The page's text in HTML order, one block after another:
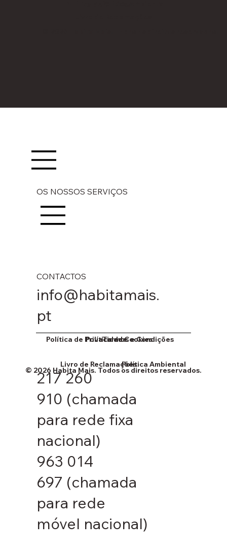
OS NOSSOS SERVIÇOS
CONTACTOS
info@habitamais.
pt
217 260
910 (chamada
para rede fixa
nacional)
963 014
697 (chamada
para rede
móvel nacional)
Política de Privacidade
Política de Cookies
© 2026 Habita Mais. Todos os direitos reservados.
Política Ambiental
Livro de Reclamações
Termos e Condições